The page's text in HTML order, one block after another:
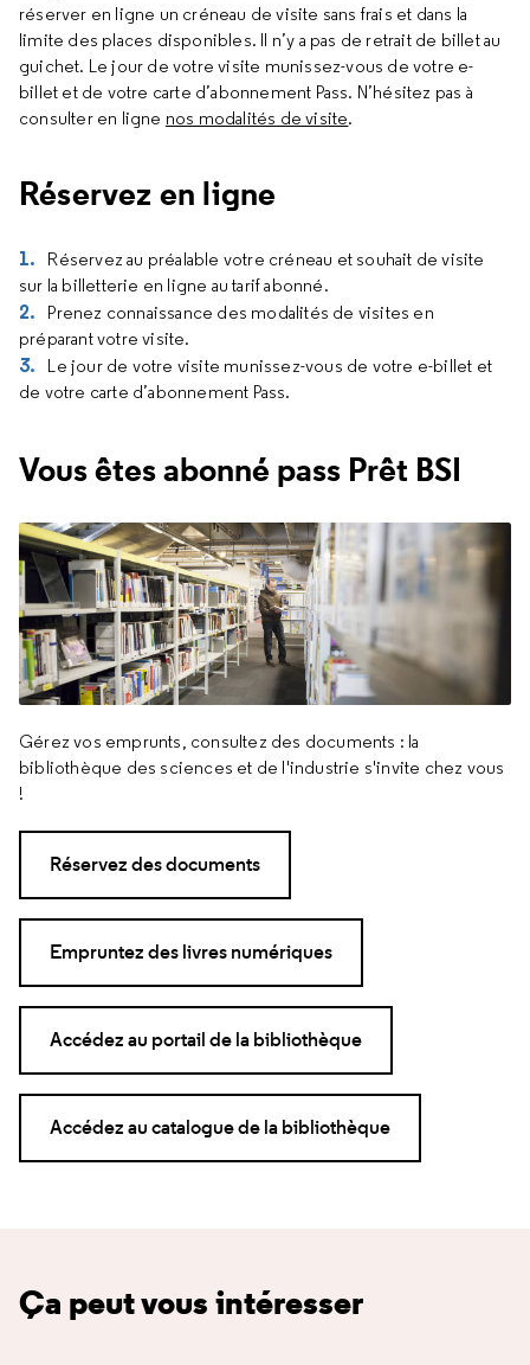
réserver en ligne un créneau de visite sans frais et dans la
limite des places disponibles. Il n’y a pas de retrait de billet au
guichet. Le jour de votre visite munissez-vous de votre e-
billet et de votre carte d’abonnement Pass. N’hésitez pas à
consulter en ligne nos modalités de visite.
Réservez en ligne
Réservez au préalable votre créneau et souhait de visite
sur la billetterie en ligne au tarif abonné.
Prenez connaissance des modalités de visites en
préparant votre visite.
Le jour de votre visite munissez-vous de votre e-billet et
de votre carte d’abonnement Pass.
Vous êtes abonné pass Prêt BSI
Gérez vos emprunts, consultez des documents : la
bibliothèque des sciences et de l'industrie s'invite chez vous
!
Réservez des documents
Empruntez des livres numériques
Accédez au portail de la bibliothèque
Accédez au catalogue de la bibliothèque
Ça peut vous intéresser